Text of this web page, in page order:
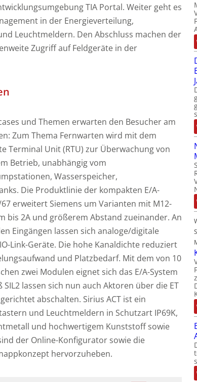
TIA Portal. Weiter geht es
in der Energieverteilung,
Leuchtmeldern. Den Abschluss machen der
Zugriff auf Feldgeräte in der
und Themen erwarten den Besucher am
Zum Thema Fernwarten wird mit dem
Terminal Unit (RTU) zur Überwachung von
Betrieb, unabhängig vom
Wasserspeicher,
Die Produktlinie der kompakten E/A-
erweitert Siemens um Varianten mit M12-
bis 2A und größerem Abstand zueinander. An
Eingängen lassen sich analoge/digitale
Link-Geräte. Die hohe Kanaldichte reduziert
und Platzbedarf. Mit dem von 10
zwei Modulen eignet sich das E/A-System
lassen sich nun auch Aktoren über die ET
abschalten. Sirius ACT ist ein
und Leuchtmeldern in Schutzart IP69K,
und hochwertigem Kunststoff sowie
der Online-Konfigurator sowie die
hervorzuheben.